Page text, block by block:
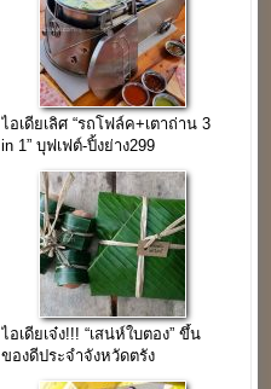
ไอเดียเลิศ “รถโฟล์ค+เตาถ่าน 3
in 1” บุฟเฟต์-ปิ้งย่าง299
ไอเดียเจ๋ง!!! “เสน่ห์ใบตอง” ขึ้น
ของดีประจำจังหวัดตรัง